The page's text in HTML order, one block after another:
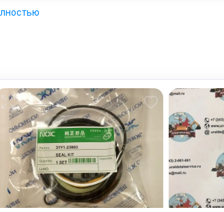
Южная Корея
подписи. При выборе доставки
заказа онлайн.
доставки включает в себя расходы
и почтовые расходы. Затраты на
в то время как расходы на
варьироваться в зависимости от веса
Вам объединять заказы. Мы не сможем
два отдельных заказа и доставка